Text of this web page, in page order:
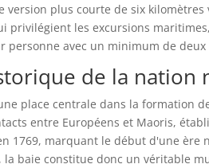
version plus courte de six
privilégient les excursions
personne avec un minimum de
de la nation
place centrale dans la formation
entre Européens et Maoris,
1769, marquant le début d'une
baie constitue donc un véritable